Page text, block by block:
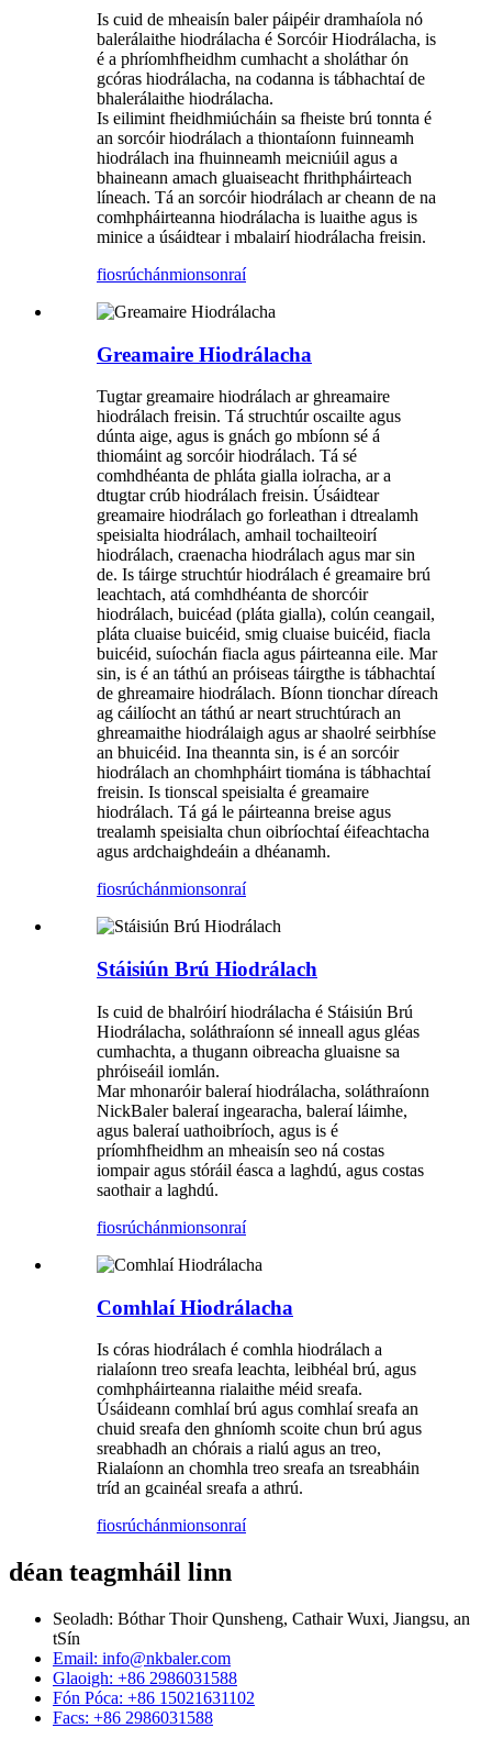
Is cuid de mheaisín baler páipéir dramhaíola nó
balerálaithe hiodrálacha é Sorcóir Hiodrálacha, is
é a phríomhfheidhm cumhacht a sholáthar ón
gcóras hiodrálacha, na codanna is tábhachtaí de
bhalerálaithe hiodrálacha.
Is eilimint fheidhmiúcháin sa fheiste brú tonnta é
an sorcóir hiodrálach a thiontaíonn fuinneamh
hiodrálach ina fhuinneamh meicniúil agus a
bhaineann amach gluaiseacht fhrithpháirteach
líneach. Tá an sorcóir hiodrálach ar cheann de na
comhpháirteanna hiodrálacha is luaithe agus is
minice a úsáidtear i mbalairí hiodrálacha freisin.
fiosrúchánmionsonraí
Greamaire Hiodrálacha
Tugtar greamaire hiodrálach ar ghreamaire
hiodrálach freisin. Tá struchtúr oscailte agus
dúnta aige, agus is gnách go mbíonn sé á
thiomáint ag sorcóir hiodrálach. Tá sé
comhdhéanta de phláta gialla iolracha, ar a
dtugtar crúb hiodrálach freisin. Úsáidtear
greamaire hiodrálach go forleathan i dtrealamh
speisialta hiodrálach, amhail tochailteoirí
hiodrálach, craenacha hiodrálach agus mar sin
de. Is táirge struchtúr hiodrálach é greamaire brú
leachtach, atá comhdhéanta de shorcóir
hiodrálach, buicéad (pláta gialla), colún ceangail,
pláta cluaise buicéid, smig cluaise buicéid, fiacla
buicéid, suíochán fiacla agus páirteanna eile. Mar
sin, is é an táthú an próiseas táirgthe is tábhachtaí
de ghreamaire hiodrálach. Bíonn tionchar díreach
ag cáilíocht an táthú ar neart struchtúrach an
ghreamaithe hiodrálaigh agus ar shaolré seirbhíse
an bhuicéid. Ina theannta sin, is é an sorcóir
hiodrálach an chomhpháirt tiomána is tábhachtaí
freisin. Is tionscal speisialta é greamaire
hiodrálach. Tá gá le páirteanna breise agus
trealamh speisialta chun oibríochtaí éifeachtacha
agus ardchaighdeáin a dhéanamh.
fiosrúchánmionsonraí
Stáisiún Brú Hiodrálach
Is cuid de bhalróirí hiodrálacha é Stáisiún Brú
Hiodrálacha, soláthraíonn sé inneall agus gléas
cumhachta, a thugann oibreacha gluaisne sa
phróiseáil iomlán.
Mar mhonaróir baleraí hiodrálacha, soláthraíonn
NickBaler baleraí ingearacha, baleraí láimhe,
agus baleraí uathoibríoch, agus is é
príomhfheidhm an mheaisín seo ná costas
iompair agus stóráil éasca a laghdú, agus costas
saothair a laghdú.
fiosrúchánmionsonraí
Comhlaí Hiodrálacha
Is córas hiodrálach é comhla hiodrálach a
rialaíonn treo sreafa leachta, leibhéal brú, agus
comhpháirteanna rialaithe méid sreafa.
Úsáideann comhlaí brú agus comhlaí sreafa an
chuid sreafa den ghníomh scoite chun brú agus
sreabhadh an chórais a rialú agus an treo,
Rialaíonn an chomhla treo sreafa an tsreabháin
tríd an gcainéal sreafa a athrú.
fiosrúchánmionsonraí
déan teagmháil linn
Seoladh: Bóthar Thoir Qunsheng, Cathair Wuxi, Jiangsu, an
tSín
Email: info@nkbaler.com
Glaoigh: +86 2986031588
Fón Póca: +86 15021631102
Facs: +86 2986031588